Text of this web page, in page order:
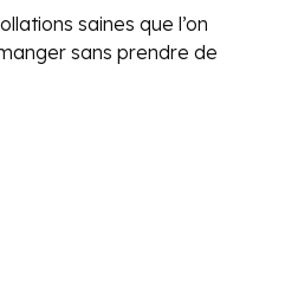
saines que l’on
sans prendre de